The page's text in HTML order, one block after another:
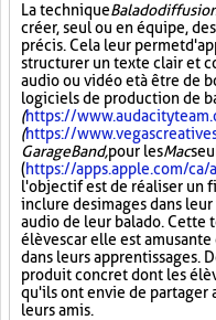
La technique
créer, seul ou en équipe,
précis. Cela leur permet
structurer un texte clair et
audio ou vidéo et à être de
logiciels de production de
(https://
(https://
GarageBand,pour lesMac
(https://apps.apple.com/
l'objectif est de réaliser un
inclure des images dans
audio de leur balado. Cette
élèves car elle est
dans leurs apprentissages.
produit concret dont les
qu'ils ont envie de partager
leurs amis.